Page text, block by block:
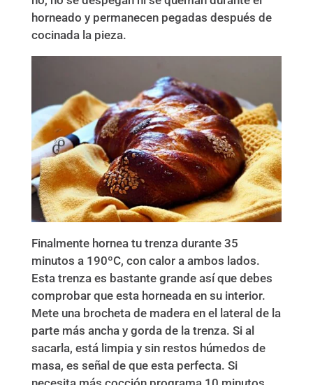
horneado y permanecen pegadas después de
cocinada la pieza.
Finalmente hornea tu trenza durante 35
minutos a 190ºC, con calor a ambos lados.
Esta trenza es bastante grande así que debes
comprobar que esta horneada en su interior.
Mete una brocheta de madera en el lateral de la
parte más ancha y gorda de la trenza. Si al
sacarla, está limpia y sin restos húmedos de
masa, es señal de que esta perfecta. Si